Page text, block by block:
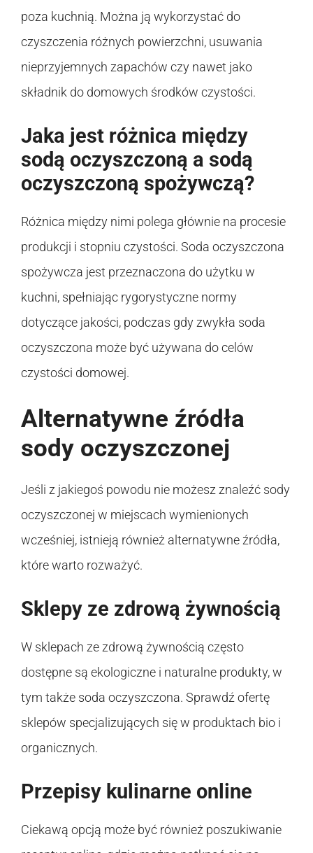
poza kuchnią. Można ją wykorzystać do
czyszczenia różnych powierzchni, usuwania
nieprzyjemnych zapachów czy nawet jako
składnik do domowych środków czystości.
Jaka jest różnica między
sodą oczyszczoną a sodą
oczyszczoną spożywczą?
Różnica między nimi polega głównie na procesie
produkcji i stopniu czystości. Soda oczyszczona
spożywcza jest przeznaczona do użytku w
kuchni, spełniając rygorystyczne normy
dotyczące jakości, podczas gdy zwykła soda
oczyszczona może być używana do celów
czystości domowej.
Alternatywne źródła
sody oczyszczonej
Jeśli z jakiegoś powodu nie możesz znaleźć sody
oczyszczonej w miejscach wymienionych
wcześniej, istnieją również alternatywne źródła,
które warto rozważyć.
Sklepy ze zdrową żywnością
W sklepach ze zdrową żywnością często
dostępne są ekologiczne i naturalne produkty, w
tym także soda oczyszczona. Sprawdź ofertę
sklepów specjalizujących się w produktach bio i
organicznych.
Przepisy kulinarne online
Ciekawą opcją może być również poszukiwanie